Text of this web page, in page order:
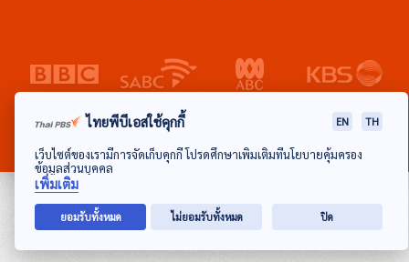
ไทยพีบีเอสใช้คุกกี้ EN TH
เว็บไซต์ของเรามีการจัดเก็บคุกกี้ โปรดศึกษาเพิ่มเติมที่นโยบายคุ้มครอง
ข้อมูลส่วนบุคคล
เพิ่มเติม
ยอมรับทั้งหมด ไม่ยอมรับทั้งหมด ปิด